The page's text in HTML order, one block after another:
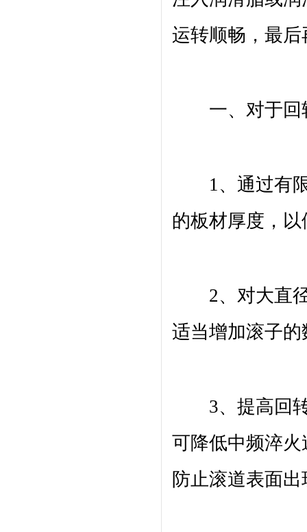
运转顺畅，最
一、对于回
1、通过有限
的板材厚度，
2、对大直径
适当增加滚子
3、提高回转
可降低中频淬
防止滚道表面